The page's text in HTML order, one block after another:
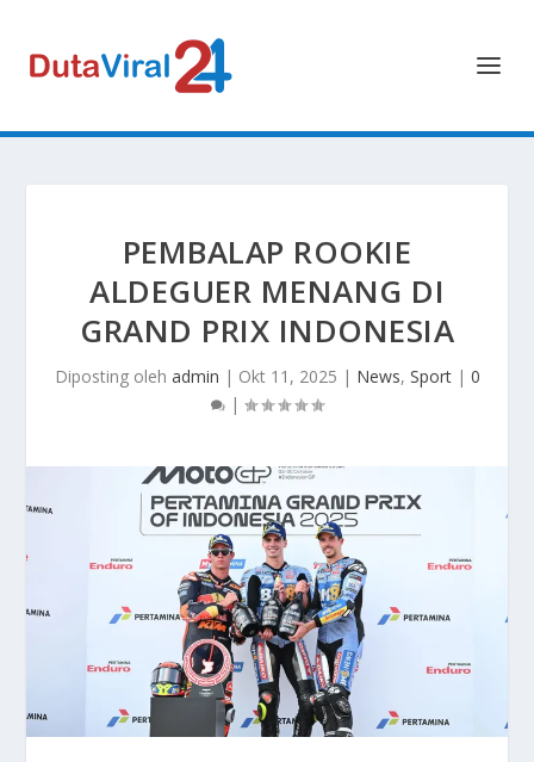
PEMBALAP ROOKIE
ALDEGUER MENANG DI
GRAND PRIX INDONESIA
Diposting oleh admin | Okt 11, 2025 | News, Sport| 0
|